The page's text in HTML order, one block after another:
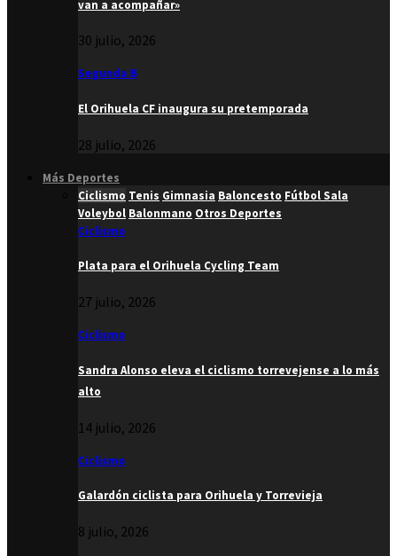
van a acompañar»
30 julio, 2026
Segunda B
El Orihuela CF inaugura su pretemporada
28 julio, 2026
Más Deportes
Ciclismo Tenis Gimnasia Baloncesto Fútbol Sala
Voleybol Balonmano Otros Deportes
Ciclismo
Plata para el Orihuela Cycling Team
27 julio, 2026
Ciclismo
Sandra Alonso eleva el ciclismo torrevejense a lo más
alto
14 julio, 2026
Ciclismo
Galardón ciclista para Orihuela y Torrevieja
8 julio, 2026